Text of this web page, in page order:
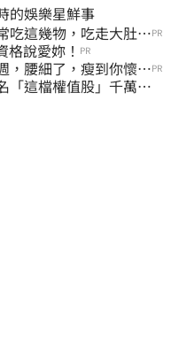
的娛樂星鮮事
吃這幾物，吃走大肚
PR
說愛妳！ PR
，腰細了，瘦到你懷疑PR
「這檔權值股」千萬別